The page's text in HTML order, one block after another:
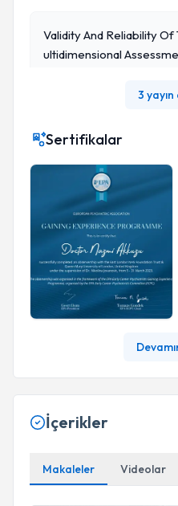
Validity And Reliability
Ultidimensional
3
Sertifikalar
İçerikler
Makaleler Videolar